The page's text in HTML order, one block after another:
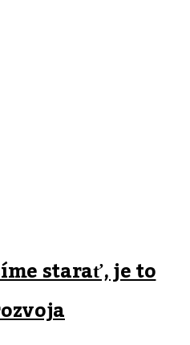
starať, je to